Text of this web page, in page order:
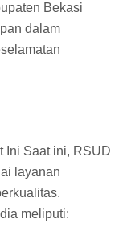
Bekasi
dalam
Ini Saat ini, RSUD
layanan
meliputi: